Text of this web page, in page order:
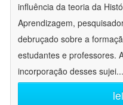
influência da teoria da
Aprendizagem,
debruçado sobre a
estudantes e professores.
incorporação desses sujei...